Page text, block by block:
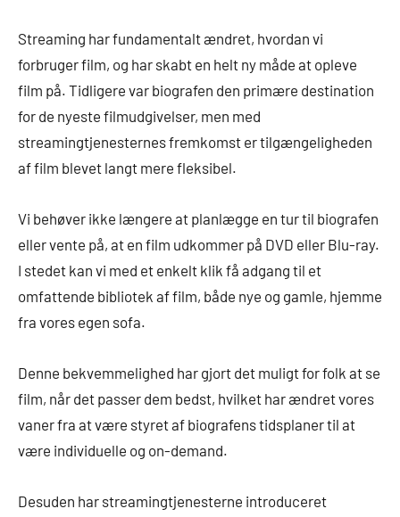
Streaming har fundamentalt ændret, hvordan vi
forbruger film, og har skabt en helt ny måde at opleve
film på. Tidligere var biografen den primære destination
for de nyeste filmudgivelser, men med
streamingtjenesternes fremkomst er tilgængeligheden
af film blevet langt mere fleksibel.
Vi behøver ikke længere at planlægge en tur til biografen
eller vente på, at en film udkommer på DVD eller Blu-ray.
I stedet kan vi med et enkelt klik få adgang til et
omfattende bibliotek af film, både nye og gamle, hjemme
fra vores egen sofa.
Denne bekvemmelighed har gjort det muligt for folk at se
film, når det passer dem bedst, hvilket har ændret vores
vaner fra at være styret af biografens tidsplaner til at
være individuelle og on-demand.
Desuden har streamingtjenesterne introduceret